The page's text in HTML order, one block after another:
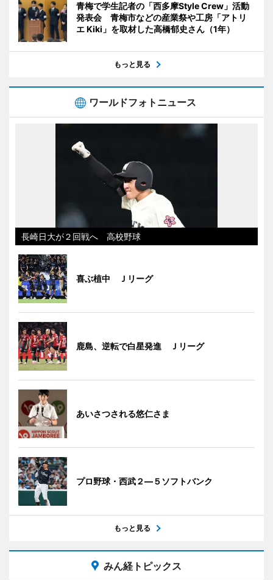
青梅で学生記者の「西多摩Style Crew」活動
発表会 青梅市などの産業祭や工房「アトリ
エ Kiki」を取材した高橋郁史さん（1年）
もっと見る
ワールドフォトニュース
長崎日大が２回戦へ 高校野球
喜ぶ植中 Ｊリーグ
鹿島、逆転で白星発進 Ｊリーグ
あいさつされる悠仁さま
プロ野球・西武２―５ソフトバンク
もっと見る
みん経トピックス